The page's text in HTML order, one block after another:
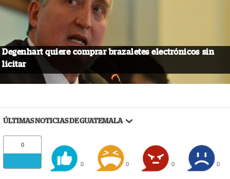
Degenhart quiere comprar brazaletes electrónicos sin
licitar
ÚLTIMAS NOTICIAS DE GUATEMALA
0
0 0 0 0